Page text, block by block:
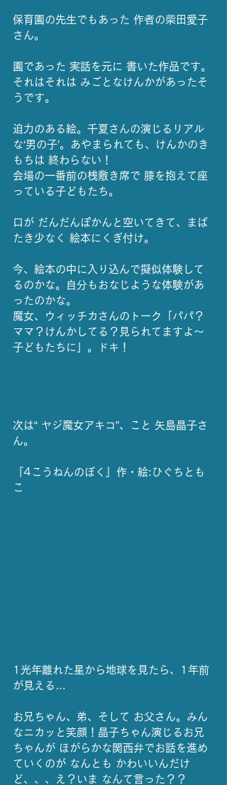
保育園の先生でもあった 作者の柴田愛子
さん。
園であった 実話を元に 書いた作品です。
それはそれは みごとなけんかがあったそ
うです。
迫力のある絵。千夏さんの演じるリアル
な‘男の子’。あやまられても、けんかのき
もちは 終わらない！
会場の一番前の桟敷き席で 膝を抱えて座
っている子どもたち。
口が だんだんぽかんと空いてきて、まば
たき少なく 絵本にくぎ付け。
今、絵本の中に入り込んで擬似体験して
るのかな。自分もおなじような体験があ
ったのかな。
魔女、ウィッチカさんのトーク「パパ？
ママ？けんかしてる？見られてますよ～
子どもたちに」。ドキ！
次は“ ヤジ魔女アキコ”、こと 矢島晶子さ
ん。
『4こうねんのぼく』作・絵:ひぐちとも
こ
1光年離れた星から地球を見たら、1年前
が見える…
お兄ちゃん、弟、そして お父さん。みん
なニカッと笑顔！晶子ちゃん演じるお兄
ちゃんが ほがらかな関西弁でお話を進め
ていくのが なんとも かわいいんだけ
ど、、、え？いま なんて言った？？